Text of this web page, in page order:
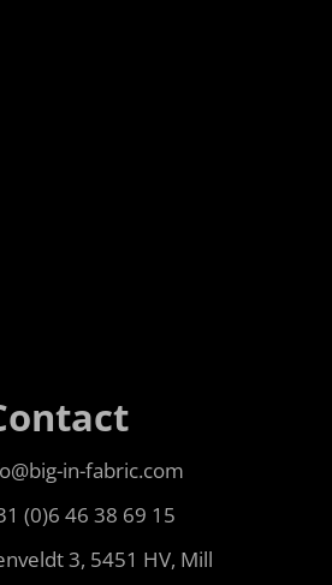
in-fabric.com
(0)6 46 38 69 15
3, 5451 HV, Mill